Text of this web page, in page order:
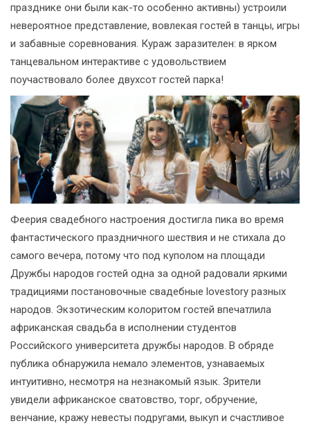
празднике они были как-то особенно активны) устроили
невероятное представление, вовлекая гостей в танцы, игры
и забавные соревнования. Кураж заразителен: в ярком
танцевальном интерактиве с удовольствием
поучаствовало более двухсот гостей парка!
Феерия свадебного настроения достигла пика во время
фантастического праздничного шествия и не стихала до
самого вечера, потому что под куполом на площади
Дружбы народов гостей одна за одной радовали яркими
традициями постановочные свадебные lovestory разных
народов. Экзотическим колоритом гостей впечатлила
африканская свадьба в исполнении студентов
Российского университета дружбы народов. В обряде
публика обнаружила немало элементов, узнаваемых
интуитивно, несмотря на незнакомый язык. Зрители
увидели африканское сватовство, торг, обручение,
венчание, кражу невесты подругами, выкуп и счастливое